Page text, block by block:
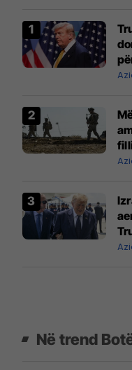
Në trend